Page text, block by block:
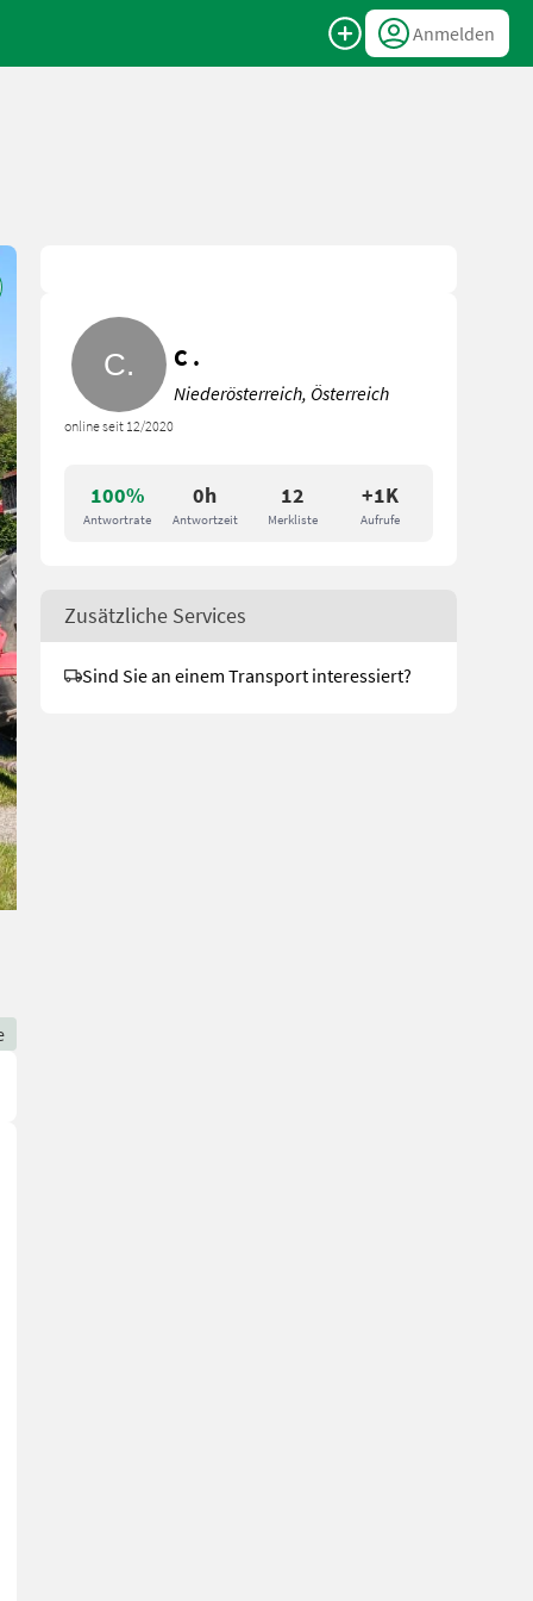
Anmelden
100%
Antwortrate
0h
Antwortzeit
12
Merkliste
+1K
Aufrufe
online seit 12/2020
C .
Niederösterreich, Österreich
Zusätzliche Services
Sind Sie an einem Transport interessiert?